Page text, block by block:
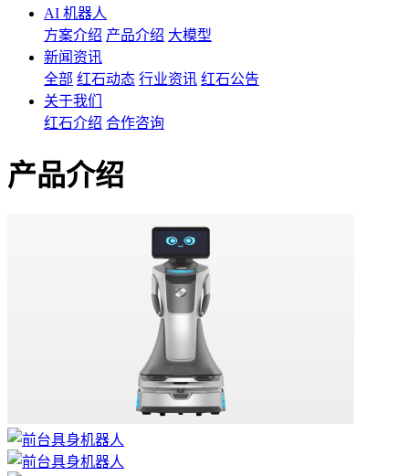
AI 机器人
方案介绍 产品介绍 大模型
新闻资讯
全部 红石动态 行业资讯 红石公告
关于我们
红石介绍 合作咨询
产品介绍